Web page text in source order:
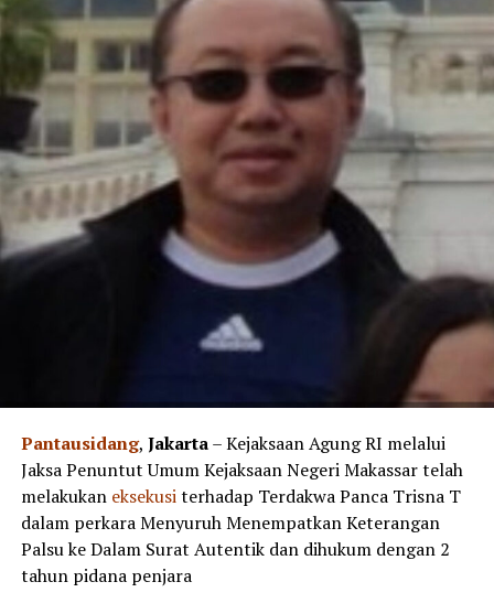
Pantausidang, Jakarta– Kejaksaan Agung RI melalui
Jaksa Penuntut Umum Kejaksaan Negeri Makassar telah
melakukan eksekusiterhadap Terdakwa Panca Trisna T
dalam perkara Menyuruh Menempatkan Keterangan
Palsu ke Dalam Surat Autentik dan dihukum dengan 2
tahun pidana penjara